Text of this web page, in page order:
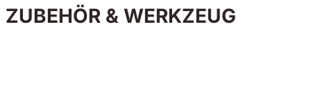
ZUBEHÖR & WERKZEUG